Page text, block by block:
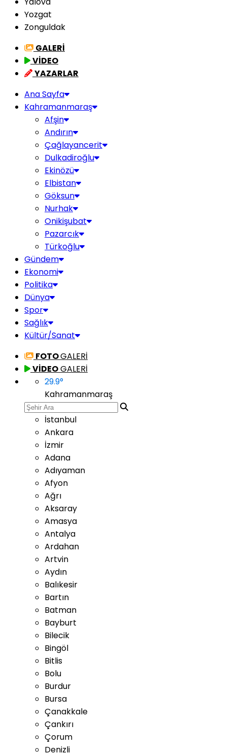
Yozgat
Zonguldak
GALERİ
VİDEO
YAZARLAR
Ana Sayfa
Kahramanmaraş
Afşin
Andırın
Çağlayancerit
Dulkadiroğlu
Ekinözü
Elbistan
Göksun
Nurhak
Onikişubat
Pazarcık
Türkoğlu
Gündem
Ekonomi
Politika
Dünya
Spor
Sağlık
Kültür/Sanat
FOTOGALERİ
VİDEOGALERİ
29.9°
Kahramanmaraş
İstanbul
Ankara
İzmir
Adana
Adıyaman
Afyon
Ağrı
Aksaray
Amasya
Antalya
Ardahan
Artvin
Aydın
Balıkesir
Bartın
Batman
Bayburt
Bilecik
Bingöl
Bitlis
Bolu
Burdur
Bursa
Çanakkale
Çankırı
Çorum
Denizli